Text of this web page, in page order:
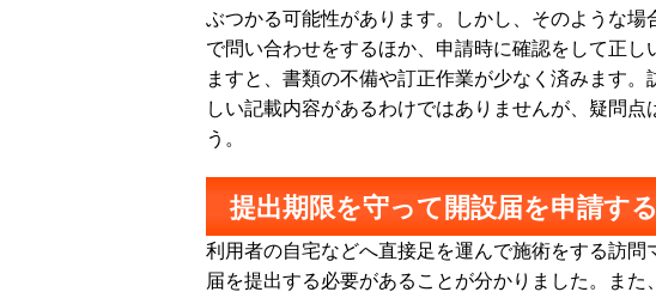
ぶつかる可能性があります。しかし、そのような
で問い合わせをするほか、申請時に確認をして正
ますと、書類の不備や訂正作業が少なく済みます
しい記載内容があるわけではありませんが、疑問
う。
提出期限を守って開設届を申請す
利用者の自宅などへ直接足を運んで施術をする訪
届を提出する必要があることが分かりました。ま